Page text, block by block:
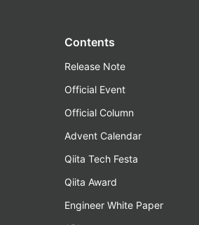
Contents
Release Note
Official Event
Official Column
Advent Calendar
Qiita Tech Festa
Qiita Award
Engineer White Paper